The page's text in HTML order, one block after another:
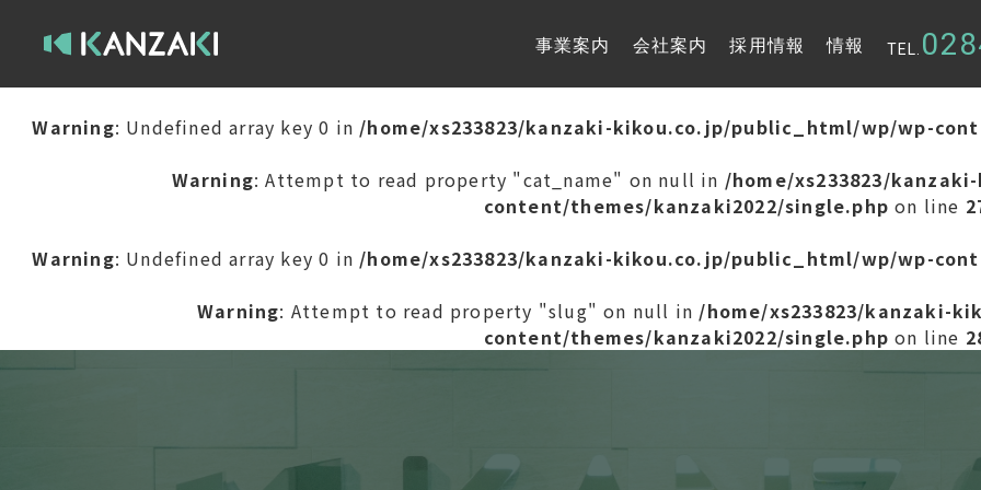
事業案内 会社案内 採用情報 情報 TEL.
Warning: Undefined array key 0 in /home/xs233823/kanzaki-kikou.co.jp/public_html/wp/wp-
Warning: Attempt to read property "cat_name" on null in /home/xs233823/
content/themes/kanzaki2022/single.php on line
Warning: Undefined array key 0 in /home/xs233823/kanzaki-kikou.co.jp/public_html/wp/wp-
Warning: Attempt to read property "slug" on null in /home/xs233823/kanzaki-
content/themes/kanzaki2022/single.php on line